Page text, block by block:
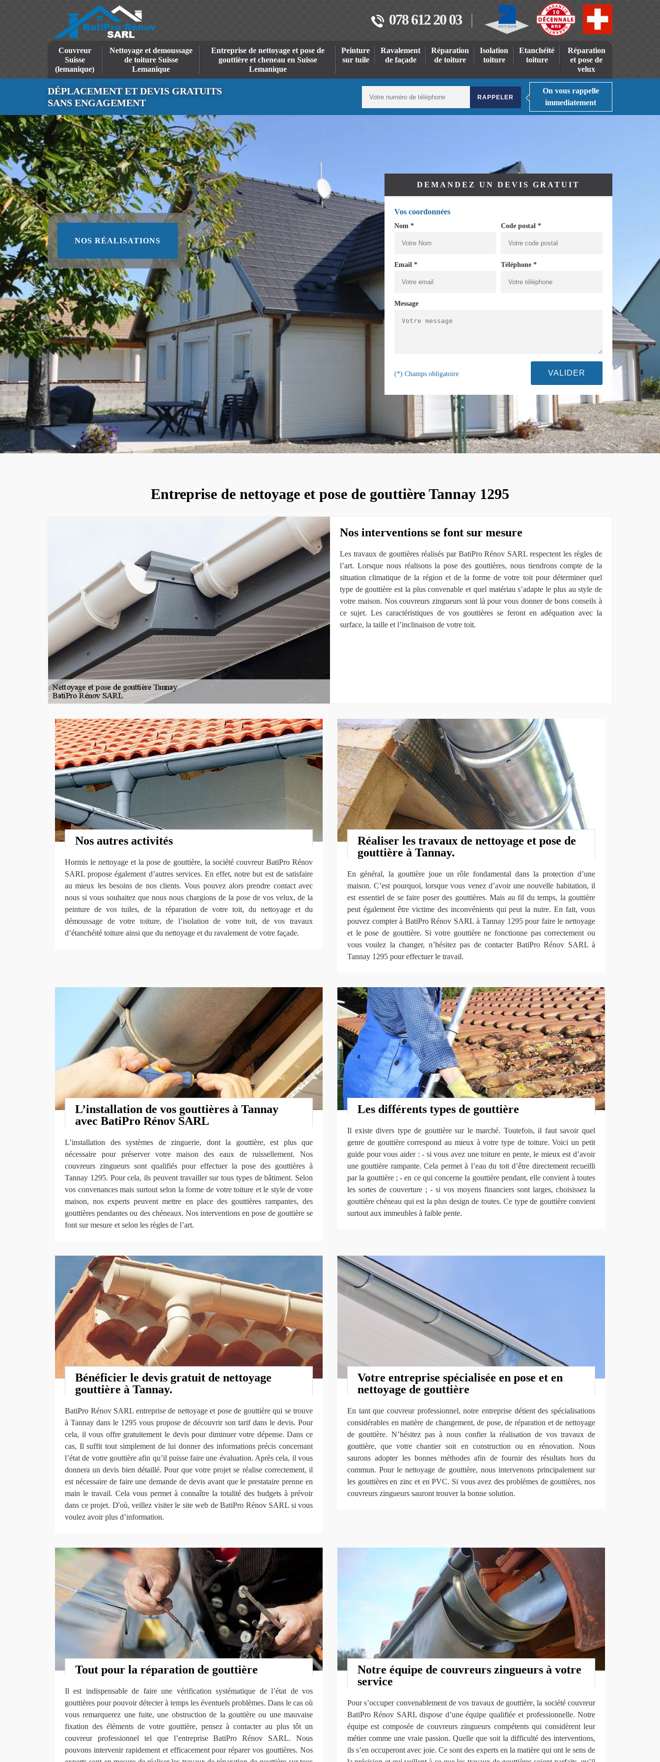
078 612 20 03
Couvreur
Suisse
(lemanique)
Nettoyage et demoussage
de toiture Suisse
Lemanique
Entreprise de nettoyage et pose de
gouttière et cheneau en Suisse
Lemanique
Peinture
sur tuile
Ravalement
de façade
Réparation
de toiture
Isolation
toiture
Etanchéité
toiture
Réparation
et pose de
velux
DÉPLACEMENT ET DEVIS GRATUITS
SANS ENGAGEMENT
On vous rappelle
immediatement
NOS RÉALISATIONS
DEMANDEZ UN DEVIS GRATUIT
Vos coordonnées
Nom * Code postal *
Email * Téléphone *
Message
(*) Champs obligatoire
Entreprise de nettoyage et pose de gouttière Tannay 1295
Nos interventions se font sur mesure
Les travaux de gouttières réalisés par BatiPro Rénov SARL respectent les règles de
l’art. Lorsque nous réalisons la pose des gouttières, nous tiendrons compte de la
situation climatique de la région et de la forme de votre toit pour déterminer quel
type de gouttière est la plus convenable et quel matériau s’adapte le plus au style de
votre maison. Nos couvreurs zingueurs sont là pour vous donner de bons conseils à
ce sujet. Les caractéristiques de vos gouttières se feront en adéquation avec la
surface, la taille et l’inclinaison de votre toit.
Nos autres activités
Hormis le nettoyage et la pose de gouttière, la société couvreur BatiPro Rénov
SARL propose également d’autres services. En effet, notre but est de satisfaire
au mieux les besoins de nos clients. Vous pouvez alors prendre contact avec
nous si vous souhaitez que nous nous chargions de la pose de vos velux, de la
peinture de vos tuiles, de la réparation de votre toit, du nettoyage et du
démoussage de votre toiture, de l’isolation de votre toit, de vos travaux
d’étanchéité toiture ainsi que du nettoyage et du ravalement de votre façade.
Réaliser les travaux de nettoyage et pose de
gouttière à Tannay.
En général, la gouttière joue un rôle fondamental dans la protection d’une
maison. C’est pourquoi, lorsque vous venez d’avoir une nouvelle habitation, il
est essentiel de se faire poser des gouttières. Mais au fil du temps, la gouttière
peut également être victime des inconvénients qui peut la nuire. En fait, vous
pouvez compter à BatiPro Rénov SARL à Tannay 1295 pour faire le nettoyage
et le pose de gouttière. Si votre gouttière ne fonctionne pas correctement ou
vous voulez la changer, n’hésitez pas de contacter BatiPro Rénov SARL à
Tannay 1295 pour effectuer le travail.
L’installation de vos gouttières à Tannay
avec BatiPro Rénov SARL
L’installation des systèmes de zinguerie, dont la gouttière, est plus que
nécessaire pour préserver votre maison des eaux de ruissellement. Nos
couvreurs zingueurs sont qualifiés pour effectuer la pose des gouttières à
Tannay 1295. Pour cela, ils peuvent travailler sur tous types de bâtiment. Selon
vos convenances mais surtout selon la forme de votre toiture et le style de votre
maison, nos experts peuvent mettre en place des gouttières rampantes, des
gouttières pendantes ou des chéneaux. Nos interventions en pose de gouttière se
font sur mesure et selon les règles de l’art.
Les différents types de gouttière
Il existe divers type de gouttière sur le marché. Toutefois, il faut savoir quel
genre de gouttière correspond au mieux à votre type de toiture. Voici un petit
guide pour vous aider : - si vous avez une toiture en pente, le mieux est d’avoir
une gouttière rampante. Cela permet à l’eau du toit d’être directement recueilli
par la gouttière ; - en ce qui concerne la gouttière pendant, elle convient à toutes
les sortes de couverture ; - si vos moyens financiers sont larges, choisissez la
gouttière chéneau qui est la plus design de toutes. Ce type de gouttière convient
surtout aux immeubles à faible pente.
Bénéficier le devis gratuit de nettoyage
gouttière à Tannay.
BatiPro Rénov SARL entreprise de nettoyage et pose de gouttière qui se trouve
à Tannay dans le 1295 vous propose de découvrir son tarif dans le devis. Pour
cela, il vous offre gratuitement le devis pour diminuer votre dépense. Dans ce
cas, Il suffit tout simplement de lui donner des informations précis concernant
l’état de votre gouttière afin qu’il puisse faire une évaluation. Après cela, il vous
donnera un devis bien détaillé. Pour que votre projet se réalise correctement, il
est nécessaire de faire une demande de devis avant que le prestataire prenne en
main le travail. Cela vous permet à connaître la totalité des budgets à prévoir
dans ce projet. D'où, veillez visiter le site web de BatiPro Rénov SARL si vous
voulez avoir plus d’information.
Votre entreprise spécialisée en pose et en
nettoyage de gouttière
En tant que couvreur professionnel, notre entreprise détient des spécialisations
considérables en matière de changement, de pose, de réparation et de nettoyage
de gouttière. N’hésitez pas à nous confier la réalisation de vos travaux de
gouttière, que votre chantier soit en construction ou en rénovation. Nous
saurons adopter les bonnes méthodes afin de fournir des résultats hors du
commun. Pour le nettoyage de gouttière, nous intervenons principalement sur
les gouttières en zinc et en PVC. Si vous avez des problèmes de gouttières, nos
couvreurs zingueurs sauront trouver la bonne solution.
Tout pour la réparation de gouttière
Il est indispensable de faire une vérification systématique de l’état de vos
gouttières pour pouvoir détecter à temps les éventuels problèmes. Dans le cas où
vous remarquerez une fuite, une obstruction de la gouttière ou une mauvaise
fixation des éléments de votre gouttière, pensez à contacter au plus tôt un
couvreur professionnel tel que l’entreprise BatiPro Rénov SARL. Nous
pouvons intervenir rapidement et efficacement pour réparer vos gouttières. Nos
Notre équipe de couvreurs zingueurs à votre
service
Pour s’occuper convenablement de vos travaux de gouttière, la société couvreur
BatiPro Rénov SARL dispose d’une équipe qualifiée et professionnelle. Notre
équipe est composée de couvreurs zingueurs compétents qui considèrent leur
métier comme une vraie passion. Quelle que soit la difficulté des interventions,
ils s’en occuperont avec joie. Ce sont des experts en la matière qui ont le sens de